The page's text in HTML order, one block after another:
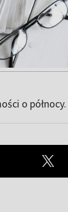
o północy.